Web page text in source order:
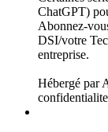
🎙️ Des cas
🧠 Des
📈 Des outils,
Tech x People